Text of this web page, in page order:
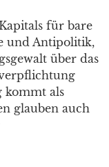
für bare
und Antipolitik,
über das
kommt als
glauben auch